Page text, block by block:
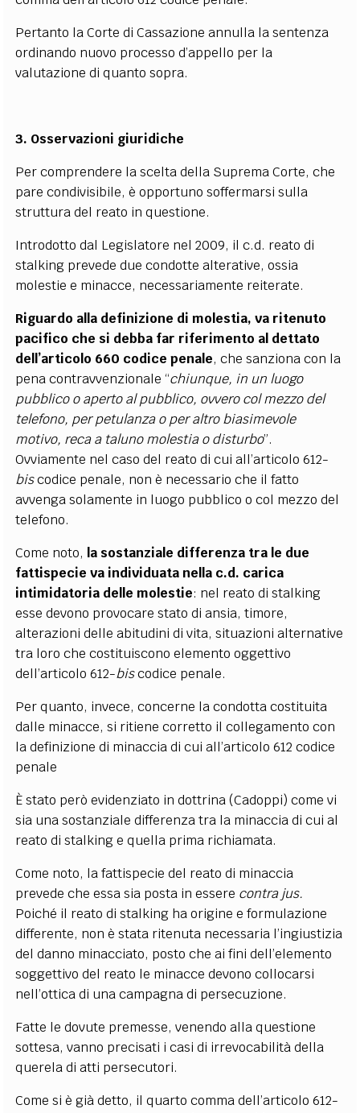
Pertanto la Corte di Cassazione annulla la sentenza
ordinando nuovo processo d’appello per la
valutazione di quanto sopra.
3. Osservazioni giuridiche
Per comprendere la scelta della Suprema Corte, che
pare condivisibile, è opportuno soffermarsi sulla
struttura del reato in questione.
Introdotto dal Legislatore nel 2009, il c.d. reato di
stalking prevede due condotte alterative, ossia
molestie e minacce, necessariamente reiterate.
Riguardo alla definizione di molestia, va ritenuto
pacifico che si debba far riferimento al dettato
dell’articolo 660 codice penale, che sanziona con la
pena contravvenzionale “chiunque, in un luogo
pubblico o aperto al pubblico, ovvero col mezzo del
telefono, per petulanza o per altro biasimevole
motivo, reca a taluno molestia o disturbo”.
Ovviamente nel caso del reato di cui all’articolo 612-
biscodice penale, non è necessario che il fatto
avvenga solamente in luogo pubblico o col mezzo del
telefono.
Come noto, la sostanziale differenza tra le due
fattispecie va individuata nella c.d. carica
intimidatoria delle molestie: nel reato di stalking
esse devono provocare stato di ansia, timore,
alterazioni delle abitudini di vita, situazioni alternative
tra loro che costituiscono elemento oggettivo
dell’articolo 612-biscodice penale.
Per quanto, invece, concerne la condotta costituita
dalle minacce, si ritiene corretto il collegamento con
la definizione di minaccia di cui all’articolo 612 codice
penale
È stato però evidenziato in dottrina (Cadoppi) come vi
sia una sostanziale differenza tra la minaccia di cui al
reato di stalking e quella prima richiamata.
Come noto, la fattispecie del reato di minaccia
prevede che essa sia posta in essere contra jus.
Poiché il reato di stalking ha origine e formulazione
differente, non è stata ritenuta necessaria l’ingiustizia
del danno minacciato, posto che ai fini dell’elemento
soggettivo del reato le minacce devono collocarsi
nell’ottica di una campagna di persecuzione.
Fatte le dovute premesse, venendo alla questione
sottesa, vanno precisati i casi di irrevocabilità della
querela di atti persecutori.
Come si è già detto, il quarto comma dell’articolo 612-